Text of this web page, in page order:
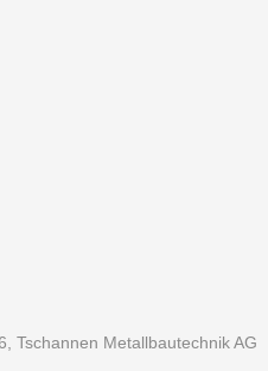
Tschannen Metallbautechnik AG